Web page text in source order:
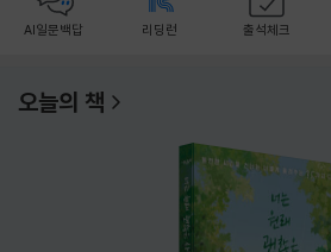
AI일문백답 리딩런 출석체크
오늘의 책